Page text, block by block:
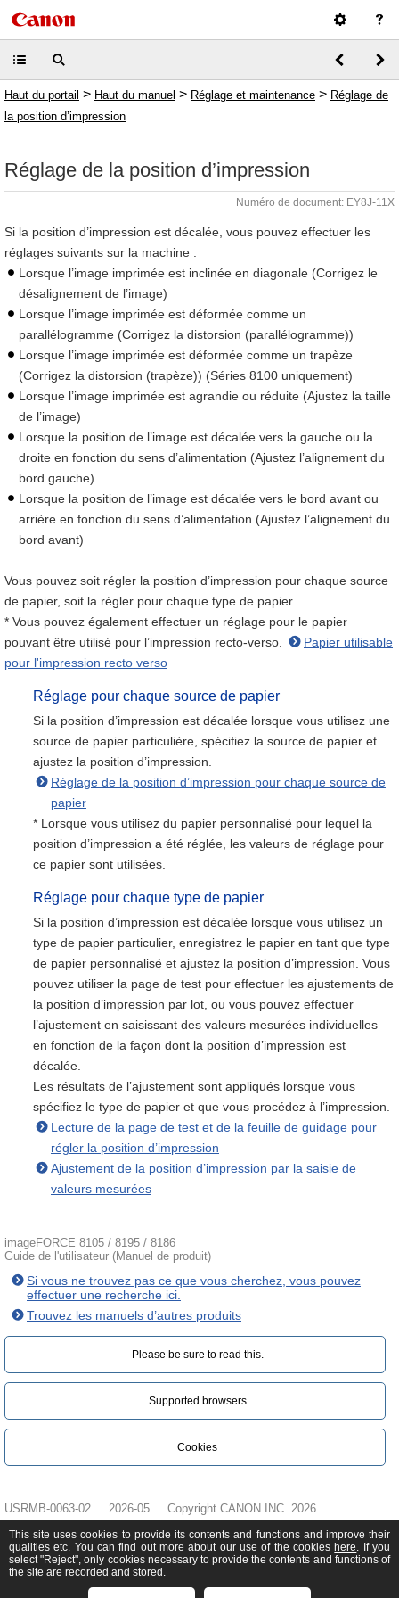
Haut du portail > Haut du manuel > Réglage et maintenance > Réglage de
la position d’impression
Réglage de la position d’impression
Numéro de document: EY8J-11X
Si la position d’impression est décalée, vous pouvez effectuer les
réglages suivants sur la machine :
Lorsque l’image imprimée est inclinée en diagonale (Corrigez le
désalignement de l’image)
Lorsque l’image imprimée est déformée comme un
parallélogramme (Corrigez la distorsion (parallélogramme))
Lorsque l’image imprimée est déformée comme un trapèze
(Corrigez la distorsion (trapèze)) (Séries 8100 uniquement)
Lorsque l’image imprimée est agrandie ou réduite (Ajustez la taille
de l’image)
Lorsque la position de l’image est décalée vers la gauche ou la
droite en fonction du sens d’alimentation (Ajustez l’alignement du
bord gauche)
Lorsque la position de l’image est décalée vers le bord avant ou
arrière en fonction du sens d’alimentation (Ajustez l’alignement du
bord avant)
Vous pouvez soit régler la position d’impression pour chaque source
de papier, soit la régler pour chaque type de papier.
* Vous pouvez également effectuer un réglage pour le papier
pouvant être utilisé pour l’impression recto-verso.
Papier utilisable
pour l'impression recto verso
Réglage pour chaque source de papier
Si la position d’impression est décalée lorsque vous utilisez une
source de papier particulière, spécifiez la source de papier et
ajustez la position d’impression.
Réglage de la position d’impression pour chaque source de
papier
* Lorsque vous utilisez du papier personnalisé pour lequel la
position d’impression a été réglée, les valeurs de réglage pour
ce papier sont utilisées.
Réglage pour chaque type de papier
Si la position d’impression est décalée lorsque vous utilisez un
type de papier particulier, enregistrez le papier en tant que type
de papier personnalisé et ajustez la position d’impression. Vous
pouvez utiliser la page de test pour effectuer les ajustements de
la position d’impression par lot, ou vous pouvez effectuer
l’ajustement en saisissant des valeurs mesurées individuelles
en fonction de la façon dont la position d’impression est
décalée.
Les résultats de l’ajustement sont appliqués lorsque vous
spécifiez le type de papier et que vous procédez à l’impression.
Lecture de la page de test et de la feuille de guidage pour
régler la position d’impression
Ajustement de la position d’impression par la saisie de
valeurs mesurées
imageFORCE 8105 / 8195 / 8186
Guide de l'utilisateur (Manuel de produit)
Si vous ne trouvez pas ce que vous cherchez, vous pouvez
effectuer une recherche ici.
Trouvez les manuels d’autres produits
Please be sure to read this.‎
Supported browsers
Cookies
USRMB-0063-02 2026-05 Copyright CANON INC. 2026
This site uses cookies to provide its contents and functions and improve their
qualities etc. You can find out more about our use of the cookies here. If you
select "Reject", only cookies necessary to provide the contents and functions of
the site are recorded and stored.